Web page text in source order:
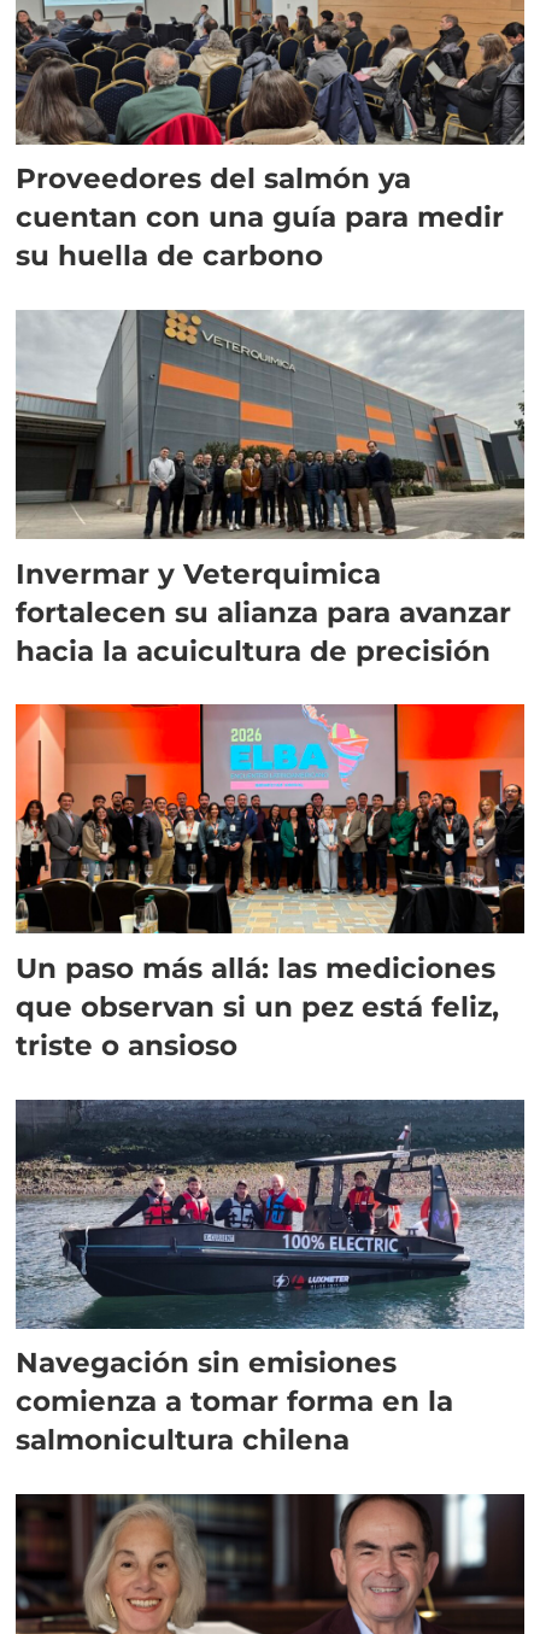
Proveedores del salmón ya
cuentan con una guía para medir
su huella de carbono
Invermar y Veterquimica
fortalecen su alianza para avanzar
hacia la acuicultura de precisión
Un paso más allá: las mediciones
que observan si un pez está feliz,
triste o ansioso
Navegación sin emisiones
comienza a tomar forma en la
salmonicultura chilena